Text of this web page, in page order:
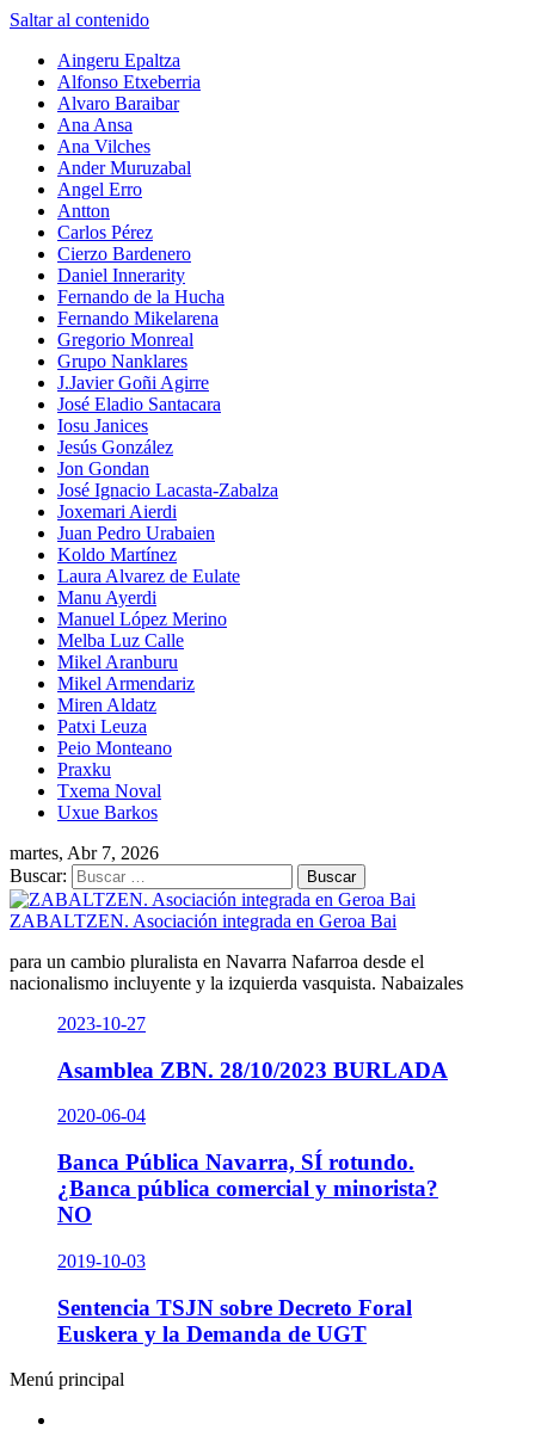
Saltar al contenido
Aingeru Epaltza
Alfonso Etxeberria
Alvaro Baraibar
Ana Ansa
Ana Vilches
Ander Muruzabal
Angel Erro
Antton
Carlos Pérez
Cierzo Bardenero
Daniel Innerarity
Fernando de la Hucha
Fernando Mikelarena
Gregorio Monreal
Grupo Nanklares
J.Javier Goñi Agirre
José Eladio Santacara
Iosu Janices
Jesús González
Jon Gondan
José Ignacio Lacasta-Zabalza
Joxemari Aierdi
Juan Pedro Urabaien
Koldo Martínez
Laura Alvarez de Eulate
Manu Ayerdi
Manuel López Merino
Melba Luz Calle
Mikel Aranburu
Mikel Armendariz
Miren Aldatz
Patxi Leuza
Peio Monteano
Praxku
Txema Noval
Uxue Barkos
martes, Abr 7, 2026
Buscar:
ZABALTZEN. Asociación integrada en Geroa Bai
para un cambio pluralista en Navarra Nafarroa desde el
nacionalismo incluyente y la izquierda vasquista. Nabaizales
2023-10-27
Asamblea ZBN. 28/10/2023 BURLADA
2020-06-04
Banca Pública Navarra, SÍ rotundo.
¿Banca pública comercial y minorista?
NO
2019-10-03
Sentencia TSJN sobre Decreto Foral
Euskera y la Demanda de UGT
Menú principal